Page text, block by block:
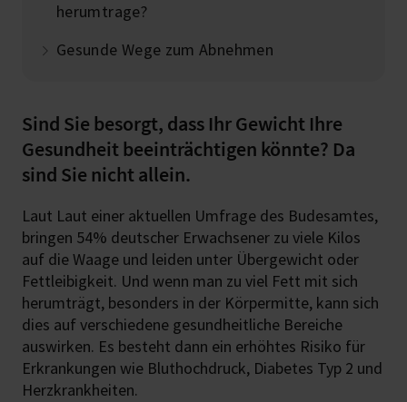
herumtrage?
Gesunde Wege zum Abnehmen
Sind Sie besorgt, dass Ihr Gewicht Ihre
Gesundheit beeinträchtigen könnte? Da
sind Sie nicht allein.
Laut Laut einer aktuellen Umfrage des Budesamtes,
bringen 54% deutscher Erwachsener zu viele Kilos
auf die Waage und leiden unter Übergewicht oder
Fettleibigkeit. Und wenn man zu viel Fett mit sich
herumträgt, besonders in der Körpermitte, kann sich
dies auf verschiedene gesundheitliche Bereiche
auswirken. Es besteht dann ein erhöhtes Risiko für
Erkrankungen wie Bluthochdruck, Diabetes Typ 2 und
Herzkrankheiten.